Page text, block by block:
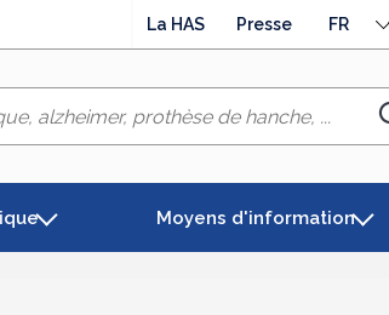
La HAS Presse
langue
Moyens d'information